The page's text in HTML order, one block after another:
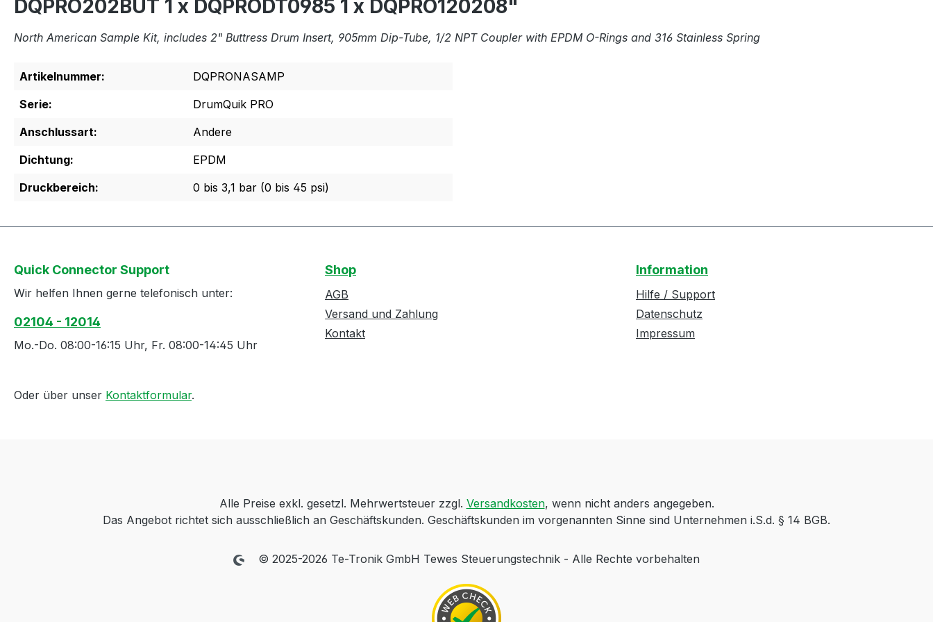
DQPRO202BUT 1 x DQPRODT0985 1 x DQPRO120208"
North American Sample Kit, includes 2" Buttress Drum Insert, 905mm Dip-Tube, 1/2 NPT Coupler with EPDM O-Rings and 316 Stainless Spring
Artikelnummer:
DQPRONASAMP
Serie:
DrumQuik PRO
Anschlussart:
Andere
Dichtung:
EPDM
Druckbereich:
0 bis 3,1 bar (0 bis 45 psi)
Quick Connector Support
Wir helfen Ihnen gerne telefonisch unter:
02104 - 12014
Mo.-Do. 08:00-16:15 Uhr, Fr. 08:00-14:45 Uhr
Oder über unser Kontaktformular.
Shop
AGB
Versand und Zahlung
Kontakt
Information
Hilfe / Support
Datenschutz
Impressum
Alle Preise exkl. gesetzl. Mehrwertsteuer zzgl. Versandkosten, wenn nicht anders angegeben.
Das Angebot richtet sich ausschließlich an Geschäftskunden. Geschäftskunden im vorgenannten Sinne sind Unternehmen i.S.d. § 14 BGB.
© 2025-2026 Te-Tronik GmbH Tewes Steuerungstechnik - Alle Rechte vorbehalten